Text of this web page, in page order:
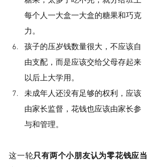
每个人一大盒一大盒的糖果和巧克
力。
孩子的压岁钱数量很大，不应该自
由支配，而是应该交给父母存起来
以后上大学用。
未成年人还没有足够的权利，应该
由家长监督，花钱也应该由家长参
与和管理。
这一轮只有两个小朋友认为零花钱应当